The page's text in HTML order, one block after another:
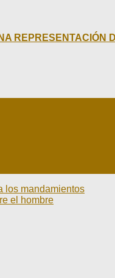
REPRESENTACIÓN
los mandamientos
el hombre